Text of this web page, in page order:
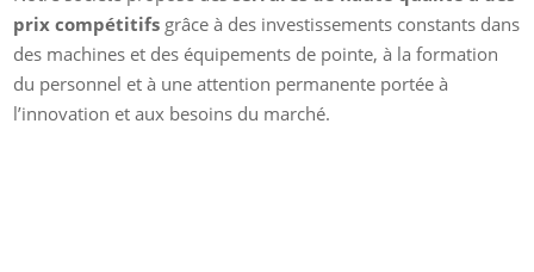
prix compétitifs grâce à des investissements constants dans
des machines et des équipements de pointe, à la formation
du personnel et à une attention permanente portée à
l’innovation et aux besoins du marché.